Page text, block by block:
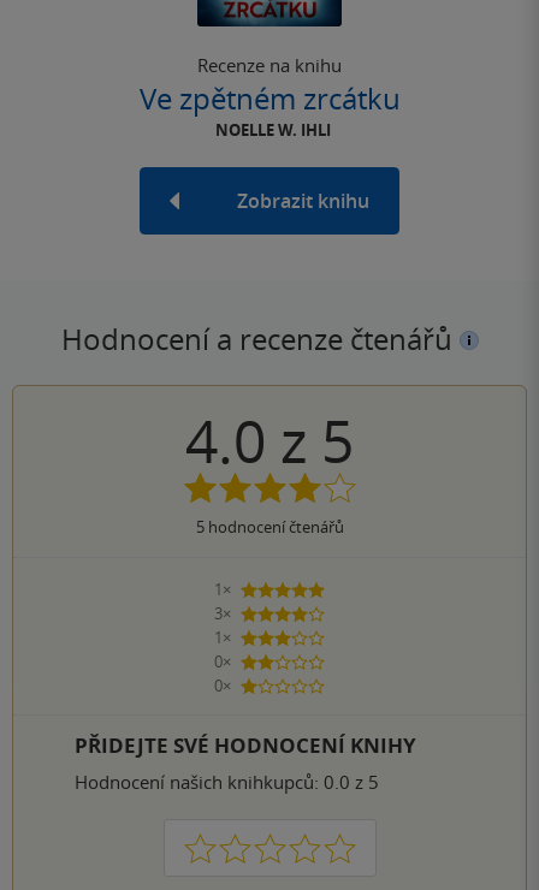
Recenze na knihu
Ve zpětném zrcátku
NOELLE W. IHLI
Zobrazit knihu
Hodnocení a recenze čtenářů
4.0 z 5
5hodnocení čtenářů
1×
5 hvězdiček
3×
4 hvězdičky
1×
3 hvězdičky
0×
2 hvězdičky
0×
1 hvezdička
PŘIDEJTE SVÉ HODNOCENÍ KNIHY
Hodnocení našich knihkupců: 0.0 z 5
1 2 3 4 5